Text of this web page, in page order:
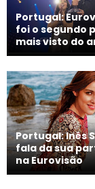
Portugal:
foi o segundo
mais visto do
Portugal: Inês
fala da sua
na Eurovisão